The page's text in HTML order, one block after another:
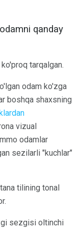
qanday
tarqalgan.
odam ko'zga
boshqa shaxsning
vizual
odamlar
sezilarli "kuchlar"
tilining tonal
sezgisi oltinchi